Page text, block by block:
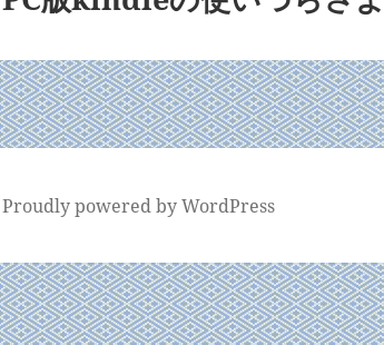
投
稿:
Proudly powered by WordPress